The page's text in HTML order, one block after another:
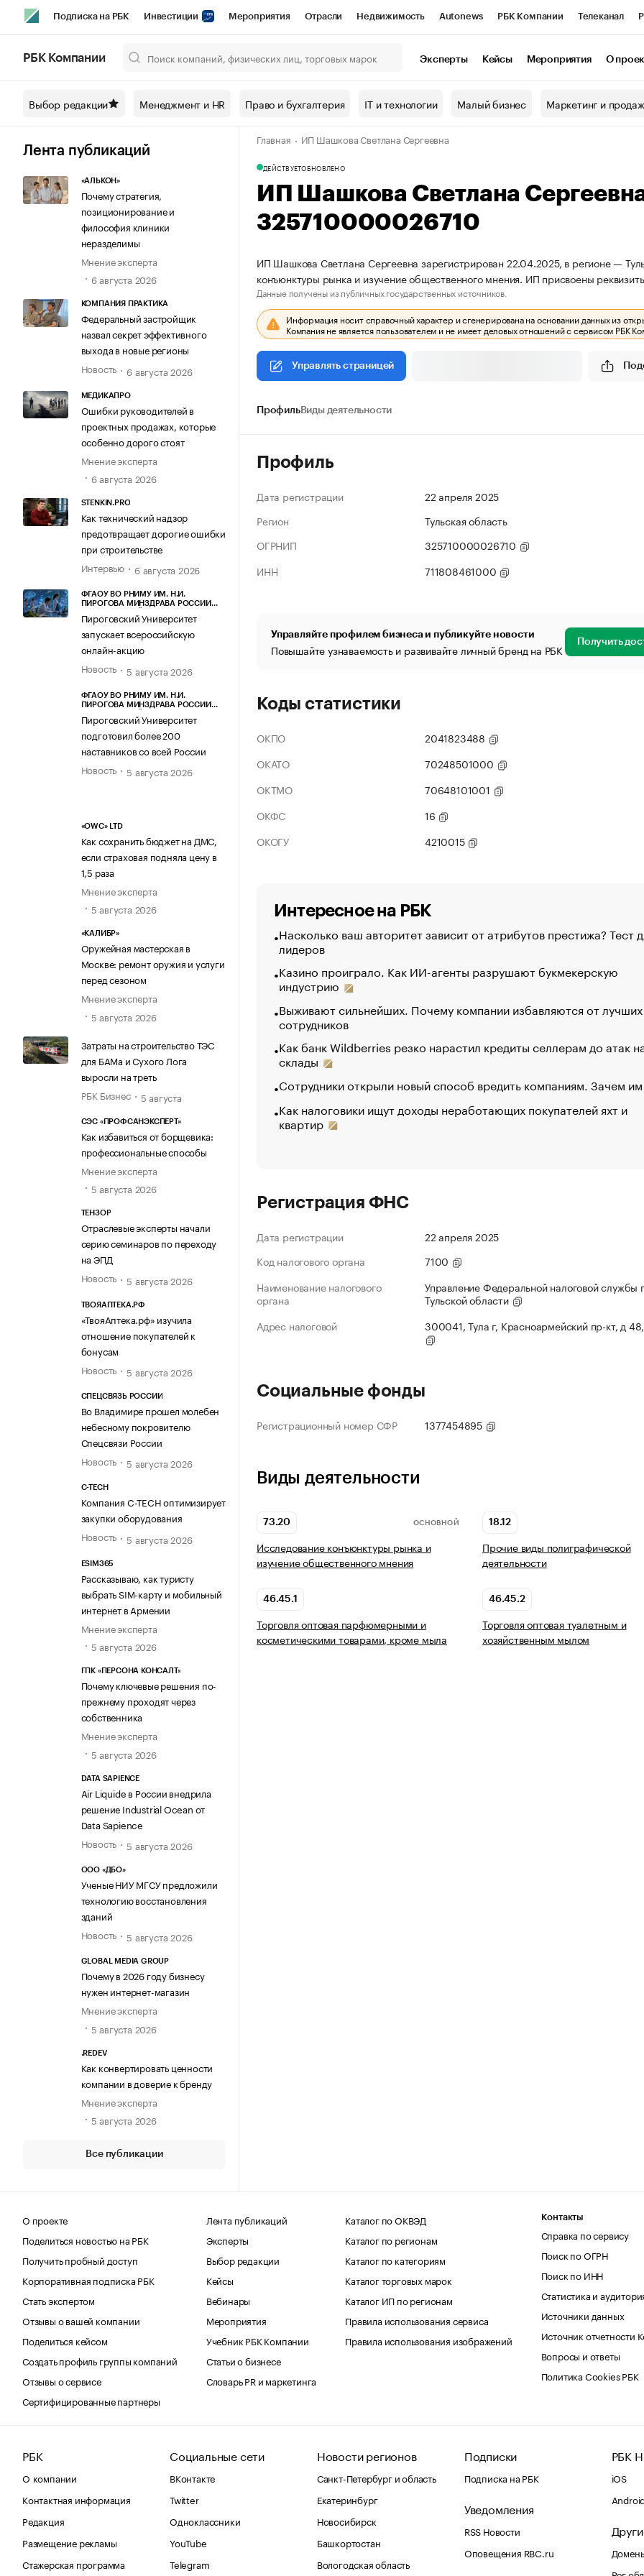
Подписка на РБК Инвестиции Мероприятия Отрасли Недвижимость Autonews РБК Компании Телеканал
Спецпроекты СПб Конференции СПб Спецпроекты Проверка контрагентов
Технологии и медиа Рынок наличной валюты
РБК Компании Эксперты Кейсы Мероприятия О
Выбор редакции Менеджмент и HR Право и бухгалтерия IT и технологии Малый бизнес Маркетинг и
Лента публикаций
«АЛЬКОН»
Почему стратегия,
позиционирование и
философия клиники
неразделимы
Мнение эксперта
6 августа 2026
КОМПАНИЯ ПРАКТИКА
Федеральный застройщик
назвал секрет эффективного
выхода в новые регионы
Новость
6 августа 2026
МЕДИКАПРО
Ошибки руководителей в
проектных продажах, которые
особенно дорого стоят
Мнение эксперта
6 августа 2026
STENKIN.PRO
Как технический надзор
предотвращает дорогие ошибки
при строительстве
Интервью
6 августа 2026
ФГАОУ ВО РНИМУ ИМ. Н.И.
ПИРОГОВА МИНЗДРАВА РОССИИ
Пироговский Университет
запускает всероссийскую
онлайн-акцию
Новость
5 августа 2026
ФГАОУ ВО РНИМУ ИМ. Н.И.
ПИРОГОВА МИНЗДРАВА РОССИИ
Пироговский Университет
подготовил более 200
наставников со всей России
Новость
5 августа 2026
«OWC» LTD
Как сохранить бюджет на ДМС,
если страховая подняла цену в
1,5 раза
Мнение эксперта
5 августа 2026
«КАЛИБР»
Оружейная мастерская в
Москве: ремонт оружия и услуги
перед сезоном
Мнение эксперта
5 августа 2026
Затраты на строительство ТЭС
для БАМа и Сухого Лога
выросли на треть
РБК Бизнес
5 августа
СЭС «ПРОФСАНЭКСПЕРТ»
Как избавиться от борщевика:
профессиональные способы
Мнение эксперта
5 августа 2026
ТЕНЗОР
Отраслевые эксперты начали
серию семинаров по переходу
на ЭПД
Новость
5 августа 2026
ТВОЯАПТЕКА.РФ
«ТвояАптека.рф» изучила
отношение покупателей к
бонусам
Новость
5 августа 2026
СПЕЦСВЯЗЬ РОССИИ
Во Владимире прошел молебен
небесному покровителю
Спецсвязи России
Новость
5 августа 2026
C-TECH
Компания C-TECH оптимизирует
закупки оборудования
Новость
5 августа 2026
ESIM365
Рассказываю, как туристу
выбрать SIM-карту и мобильный
интернет в Армении
Мнение эксперта
5 августа 2026
ГПК «ПЕРСОНА КОНСАЛТ»
Почему ключевые решения по-
прежнему проходят через
собственника
Мнение эксперта
5 августа 2026
DATA SAPIENCE
Air Liquide в России внедрила
решение Industrial Ocean от
Data Sapience
Новость
5 августа 2026
ООО «ДБО»
Ученые НИУ МГСУ предложили
технологию восстановления
зданий
Новость
5 августа 2026
GLOBAL MEDIA GROUP
Почему в 2026 году бизнесу
нужен интернет-магазин
Мнение эксперта
5 августа 2026
.REDEV
Как конвертировать ценности
компании в доверие к бренду
Мнение эксперта
5 августа 2026
Все публикации
Главная ИП Шашкова Светлана Сергеевна
ДЕЙСТВУЕТОБНОВЛЕНО
ИП Шашкова Светлана
325710000026710
ИП Шашкова Светлана Сергеевна зарегистрирован 22.04.2025, в регионе —
конъюнктуры рынка и изучение общественного мнения. ИП присвоены
Данные получены из публичных государственных источников.
Информация носит справочный характер и сгенерирована на основании данных из
Компания не является пользователем и не имеет деловых отношений с сервисом РБК
Управлять страницей
ПрофильВиды деятельности
Профиль
Дата регистрации
22 апреля 2025
Регион
Тульская область
ОГРНИП
325710000026710
ИНН
711808461000
Управляйте профилем бизнеса и публикуйте новости
Повышайте узнаваемость и развивайте личный бренд на РБК Получить
Коды статистики
ОКПО
2041823488
ОКАТО
70248501000
ОКТМО
70648101001
ОКФС
16
ОКОГУ
4210015
Интересное на РБК
Насколько ваш авторитет зависит от атрибутов престижа? Тест
лидеров
Казино проиграло. Как ИИ-агенты разрушают букмекерскую
индустрию
Выживают сильнейших. Почему компании избавляются от лучших
сотрудников
Как банк Wildberries резко нарастил кредиты селлерам до атак
склады
Сотрудники открыли новый способ вредить компаниям. Зачем
Как налоговики ищут доходы неработающих покупателей яхт и
квартир
Регистрация ФНС
Дата регистрации
22 апреля 2025
Код налогового органа
7100
Наименование налогового
органа
Управление Федеральной налоговой службы
Тульской области
Адрес налоговой
300041, Тула г, Красноармейский пр-кт, д
Социальные фонды
Регистрационный номер СФР 1377454895
Виды деятельности
73.20 ОСНОВНОЙ
Исследование конъюнктуры рынка и
изучение общественного мнения
18.12
Прочие виды полиграфической
деятельности
46.45.1
Торговля оптовая парфюмерными и
косметическими товарами, кроме мыла
46.45.2
Торговля оптовая туалетным и
хозяйственным мылом
О проекте
Поделиться новостью на РБК
Получить пробный доступ
Корпоративная подписка РБК
Стать экспертом
Отзывы о вашей компании
Поделиться кейсом
Создать профиль группы компаний
Отзывы о сервисе
Сертифицированные партнеры
Лента публикаций
Эксперты
Выбор редакции
Кейсы
Вебинары
Мероприятия
Учебник РБК Компании
Статьи о бизнесе
Словарь PR и маркетинга
Каталог по ОКВЭД
Каталог по регионам
Каталог по категориям
Каталог торговых марок
Каталог ИП по регионам
Правила использования сервиса
Правила использования изображений
Контакты
Справка по сервису
Поиск по ОГРН
Поиск по ИНН
Статистика и
Источники данных
Источник отчетности
Вопросы и ответы
Политика Cookies РБК
РБК
О компании
Контактная информация
Редакция
Размещение рекламы
Стажерская программа
Социальные сети
ВКонтакте
Twitter
Одноклассники
YouTube
Telegram
Новости регионов
Санкт-Петербург и область
Екатеринбург
Новосибирск
Башкортостан
Вологодская область
Подписки
Подписка на РБК
Уведомления
RSS Новости
Оповещения RBC.ru
РБК
iOS